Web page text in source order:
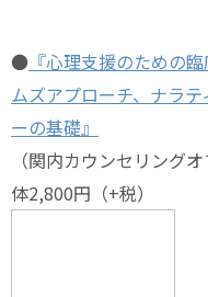
● 『心理支援のための
ムズアプローチ、ナラ
ーの基礎』
（関内カウンセリン
体2,800円（+税）